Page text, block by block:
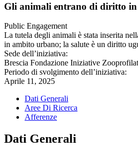
Gli animali entrano di diritto
Public Engagement
La tutela degli animali è stata inserita
in ambito urbano; la salute è un diritto
Sede dell’iniziativa:
Brescia Fondazione Iniziative
Periodo di svolgimento dell’iniziativa:
Aprile 11, 2025
Dati Generali
Aree Di Ricerca
Afferenze
Dati Generali